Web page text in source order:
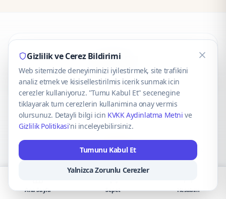
CaseOnn
© 2025 CaseOnn. Tüm hakları saklıdır.
VISA Mastercard
Gizlilik ve Cerez Bildirimi
Web sitemizde deneyiminizi iyilestirmek, site trafikini
analiz etmek ve kisisellestirilmis icerik sunmak icin
cerezler kullaniyoruz. "Tumu Kabul Et" secenegine
tiklayarak tum cerezlerin kullanimina onay vermis
olursunuz. Detayli bilgi icin KVKK Aydinlatma Metni ve
Gizlilik Politikasi'ni inceleyebilirsiniz.
Tumunu Kabul Et
Yalnizca Zorunlu Cerezler
Ana Sayfa Sepet Hesabım